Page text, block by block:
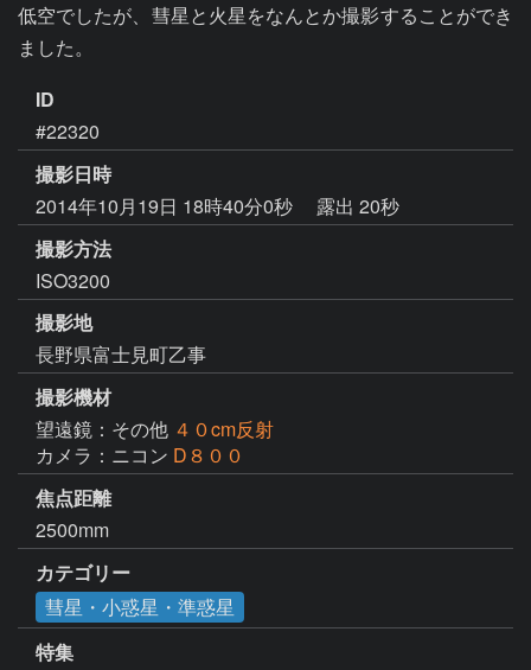
低空でしたが、彗星と火星をなんとか撮影することができ
ました。
ID
#22320
撮影日時
2014年10月19日 18時40分0秒
露出 20秒
撮影方法
ISO3200
撮影地
長野県富士見町乙事
撮影機材
望遠鏡：その他 ４０cm反射
カメラ：ニコン D８００
焦点距離
2500mm
カテゴリー
彗星・小惑星・準惑星
特集